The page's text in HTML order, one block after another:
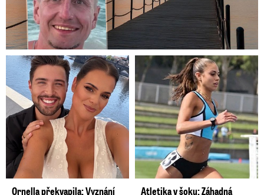
Ornella překvapila: Vyznání Atletika v šoku: Záhadná